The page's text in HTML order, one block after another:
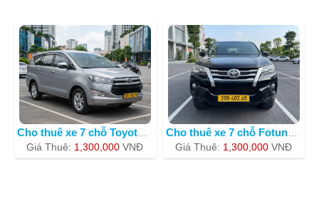
Giá Thuê: 1,300,000 VNÐ
Giá Thuê: 1,300,000 VNÐ